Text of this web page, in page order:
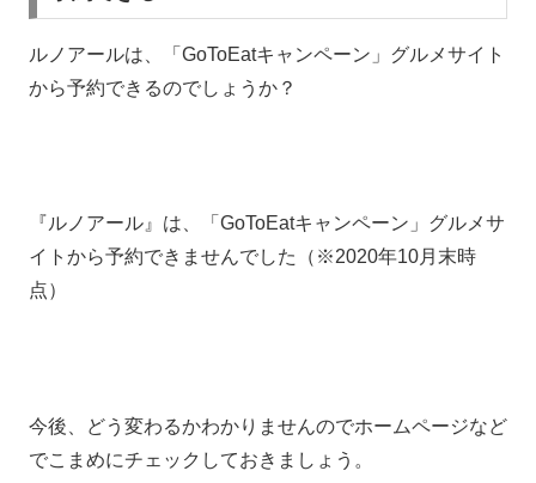
ルノアールは、「GoToEatキャンペーン」グルメサイト
から予約できるのでしょうか？
『ルノアール』は、「GoToEatキャンペーン」グルメサ
イトから予約できませんでした（※2020年10月末時
点）
今後、どう変わるかわかりませんのでホームページなど
でこまめにチェックしておきましょう。